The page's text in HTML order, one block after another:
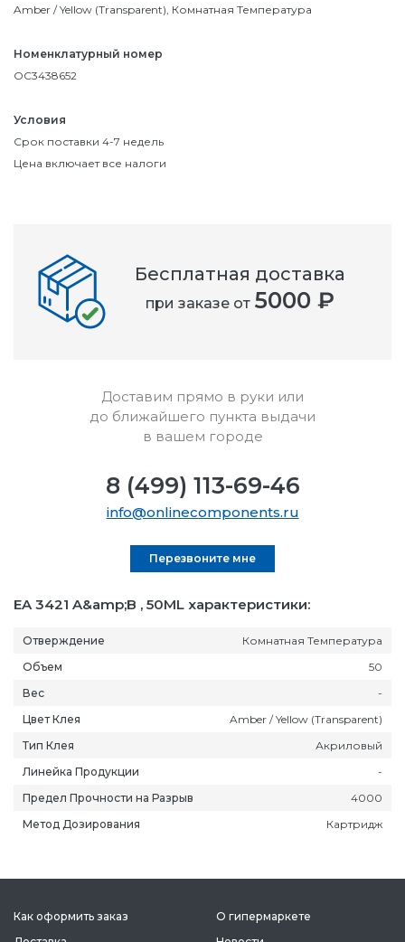
Amber / Yellow (Transparent), Комнатная Температура
Номенклатурный номер
OC3438652
Условия
Срок поставки 4-7 недель
Цена включает все налоги
EA 3421 A&amp;B , 50ML характеристики:
Отверждение
Комнатная Температура
Объем
50
Вес
-
Цвет Клея
Amber / Yellow (Transparent)
Тип Клея
Акриловый
Линейка Продукции
-
Предел Прочности на Разрыв
4000
Метод Дозирования
Картридж
Бесплатная доставка
при заказе от 5000 ₽
Доставим прямо в руки или
до ближайшего пункта выдачи
в вашем городе
8 (499) 113-69-46
info@onlinecomponents.ru
Перезвоните мне
Как оформить заказ
О гипермаркете